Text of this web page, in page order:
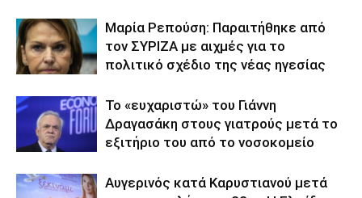
Μαρία Ρεπούση: Παραιτήθηκε από
τον ΣΥΡΙΖΑ με αιχμές για το
πολιτικό σχέδιο της νέας ηγεσίας
Το «ευχαριστώ» του Γιάννη
Δραγασάκη στους γιατρούς μετά το
εξιτήριο του από το νοσοκομείο
Αυγερινός κατά Καρυστιανού μετά